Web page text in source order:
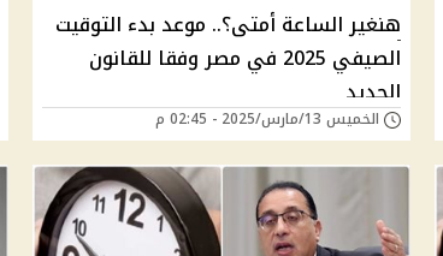
هنغير الساعة أمتى؟.. موعد بدء التوقيت
الصيفي 2025 في مصر وفقا للقانون
الجديد
الخميس 13/مارس/2025 - 02:45 م